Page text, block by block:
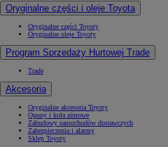
Oryginalne części i oleje Toyota
Oryginalne części Toyoty
Oryginalne oleje Toyoty
Program Sprzedaży Hurtowej Trade
Trade
Akcesoria
Oryginalne akcesoria Toyoty
Opony i koła zimowe
Zabudowy samochodów dostawczych
Zabezpieczenia i alarmy
Sklep Toyoty